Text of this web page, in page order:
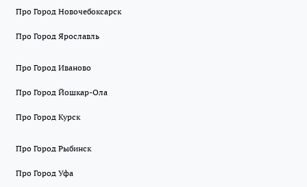
Про Город Новочебоксарск
Про Город Ярославль
Про Город Иваново
Про Город Йошкар-Ола
Про Город Курск
Про Город Рыбинск
Про Город Уфа